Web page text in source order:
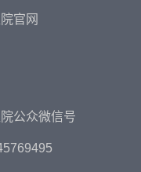
官网
公众微信号